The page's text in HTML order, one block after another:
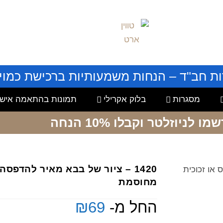
חב"ד – הנחות משמעותיות ברכישת
מסגרות בלוק אקרילי תמונות בהתאמה
לניוזלטר וקבלו 10% הנחה
או זכוכית
1420 – ציור של בבא מאיר
מחוסמת
החל מ- ₪69